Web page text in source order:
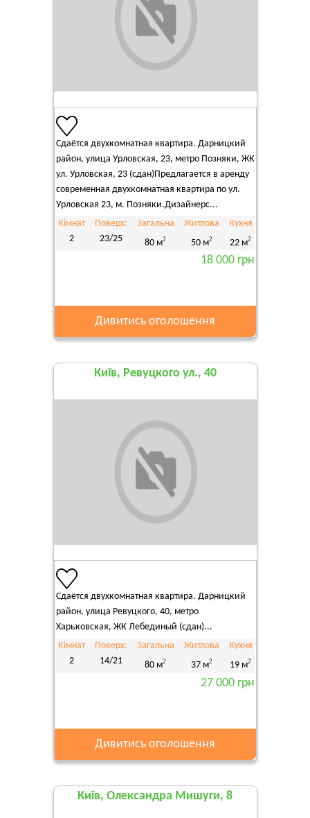
Сдаётся двухкомнатная квартира. Дарницкий
район, улица Урловская, 23, метро Позняки, ЖК
ул. Урловская, 23 (сдан)Предлагается в аренду
современная двухкомнатная квартира по ул.
Урловская 23, м. Позняки.Дизайнерс...
Кімнат
2
Поверх:
23/25
Загальна
80 м2
Житлова
50 м2
Кухня
22 м2
18 000 грн
Дивитись оголошення
Київ, Ревуцкого ул., 40
Сдаётся двухкомнатная квартира. Дарницкий
район, улица Ревуцкого, 40, метро
Харьковская, ЖК Лебединый (сдан)...
Кімнат
2
Поверх:
14/21
Загальна
80 м2
Житлова
37 м2
Кухня
19 м2
27 000 грн
Дивитись оголошення
Київ, Олександра Мишуги, 8